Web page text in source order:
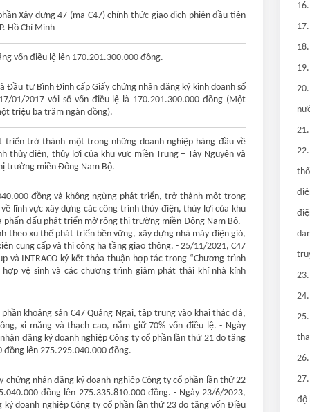
Xây dựng 47 (mã C47) chính thức giao dịch phiên đầu tiên
Hồ Chí Minh
vốn điều lệ lên 170.201.300.000 đồng.
Đầu tư Bình Định cấp Giấy chứng nhận đăng ký kinh doanh số
01/2017 với số vốn điều lệ là 170.201.300.000 đồng (Một
triệu ba trăm ngàn đồng).
triển trở thành một trong những doanh nghiệp hàng đầu về
thủy điện, thủy lợi của khu vực miền Trung – Tây Nguyên và
trường miền Đông Nam Bộ.
đồng và không ngừng phát triển, trở thành một trong
lĩnh vực xây dựng các công trình thủy điện, thủy lợi của khu
phấn đấu phát triển mở rộng thị trường miền Đông Nam Bộ. -
theo xu thế phát triển bền vững, xây dựng nhà máy điện gió,
cung cấp và thi công hạ tầng giao thông. - 25/11/2021, C47
và INTRACO ký kết thỏa thuận hợp tác trong “Chương trình
vệ sinh và các chương trình giảm phát thải khí nhà kính
khoáng sản C47 Quảng Ngãi, tập trung vào khai thác đá,
xi măng và thạch cao, nắm giữ 70% vốn điều lệ. - Ngày
đăng ký doanh nghiệp Công ty cổ phần lần thứ 21 do tăng
lên 275.295.040.000 đồng.
chứng nhận đăng ký doanh nghiệp Công ty cổ phần lần thứ 22
đồng lên 275.335.810.000 đồng. - Ngày 23/6/2023,
doanh nghiệp Công ty cổ phần lần thứ 23 do tăng vốn Điều
độ